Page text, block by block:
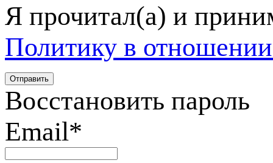
Я прочитал(а) и
Политику в
Восстановить пароль
Email*